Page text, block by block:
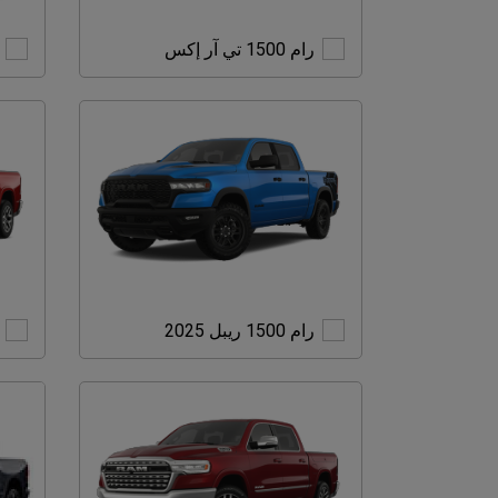
رام 1500 تي آر إكس
تي
آر
رام 1500 ريبل 2025
ريبل
2025